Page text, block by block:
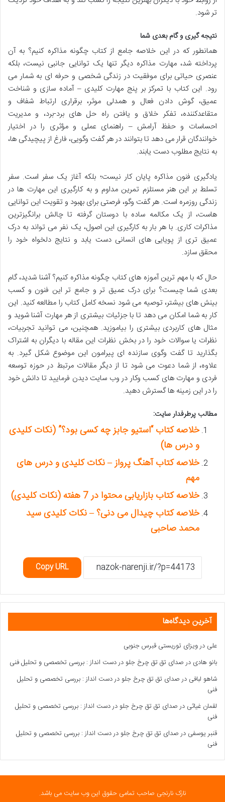
تر شود.
نتیجه گیری و گام بعدی شما
همانطور که در این خلاصه جامع از کتاب چگونه مذاکره کنیم؟ به آن
پرداخته شد، مهارت مذاکره دیگر تنها یک توانایی جانبی نیست، بلکه
عنصری حیاتی برای موفقیت در زندگی شخصی و حرفه ای به شمار می
رود. این کتاب با تمرکز بر پنج مهارت کلیدی – آماده سازی و شناخت
عمیق، گوش دادن فعال و همدلی موثر، برقراری ارتباط شفاف و
متقاعدکننده، تفکر خلاق و یافتن راه حل های برد-برد، و مدیریت
احساسات و حفظ آرامش – راهنمای عملی و مؤثری را در اختیار
خوانندگان قرار می دهد تا بتوانند در هر گفت وگویی، فارغ از پیچیدگی ها،
به نتایج مطلوب دست یابند.
یادگیری فنون مذاکره پایان کار نیست؛ بلکه آغاز یک سفر است. سفر
تسلط بر این هنر مستلزم تمرین مداوم و به کارگیری این مهارت ها در
زندگی روزمره است. هر گفت وگو، فرصتی برای بهبود و تقویت این توانایی
هاست، از یک مکالمه ساده با دوستان گرفته تا چالش برانگیزترین
مذاکرات کاری. با هر بار به کارگیری این اصول، یک نفر می تواند به درک
عمیق تری از پویایی های انسانی دست یابد و نتایج دلخواه خود را
محقق سازد.
حال که با مهم ترین آموزه های کتاب چگونه مذاکره کنیم؟ آشنا شدید، گام
بعدی شما چیست؟ برای درک عمیق تر و جامع تر این فنون و کسب
بینش های بیشتر، توصیه می شود نسخه کامل کتاب را مطالعه کنید. این
کار به شما امکان می دهد تا با جزئیات بیشتری از هر مهارت آشنا شوید و
مثال های کاربردی بیشتری را بیاموزید. همچنین، می توانید تجربیات،
نظرات یا سوالات خود را در بخش نظرات این مقاله با دیگران به اشتراک
بگذارید تا گفت وگوی سازنده ای پیرامون این موضوع شکل گیرد. به
علاوه، از شما دعوت می شود تا از دیگر مقالات مرتبط در حوزه توسعه
فردی و مهارت های کسب وکار در وب سایت دیدن فرمایید تا دانش خود
را در این زمینه ها گسترش دهید.
مطالب پرطرفدار سایت:
خلاصه کتاب “استیو جابز چه کسی بود؟” (نکات کلیدی
و درس ها)
خلاصه کتاب آهنگ پرواز – نکات کلیدی و درس های
مهم
خلاصه کتاب بازاریابی محتوا در 7 هفته (نکات کلیدی)
خلاصه کتاب چیدال می دنی؟ – نکات کلیدی سید
محمد صاحبی
Copy URL
آخرین دیدگاه‌ها
علی درویزای توریستی قبرس جنوبی
بانو هادی درصدای تق تق چرخ جلو در دست انداز : بررسی تخصصی و تحلیل فنی
شاهو لبافی درصدای تق تق چرخ جلو در دست انداز : بررسی تخصصی و تحلیل
فنی
لقمان غیاثی درصدای تق تق چرخ جلو در دست انداز : بررسی تخصصی و تحلیل
فنی
قنبر یوسفی درصدای تق تق چرخ جلو در دست انداز : بررسی تخصصی و تحلیل
فنی
نازک نارنجی صاحب تمامی حقوق این وب سایت می باشد.